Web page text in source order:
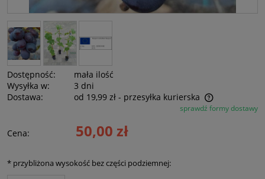
Dostępność:
mała ilość
Wysyłka w:
3 dni
Dostawa:
od 19,99 zł - przesyłka kurierska
Cena nie zawiera ewentualnych kosztów płatnościsprawdź formy dostawy
Cena: 50,00 zł
* przybliżona wysokość bez części podziemnej: